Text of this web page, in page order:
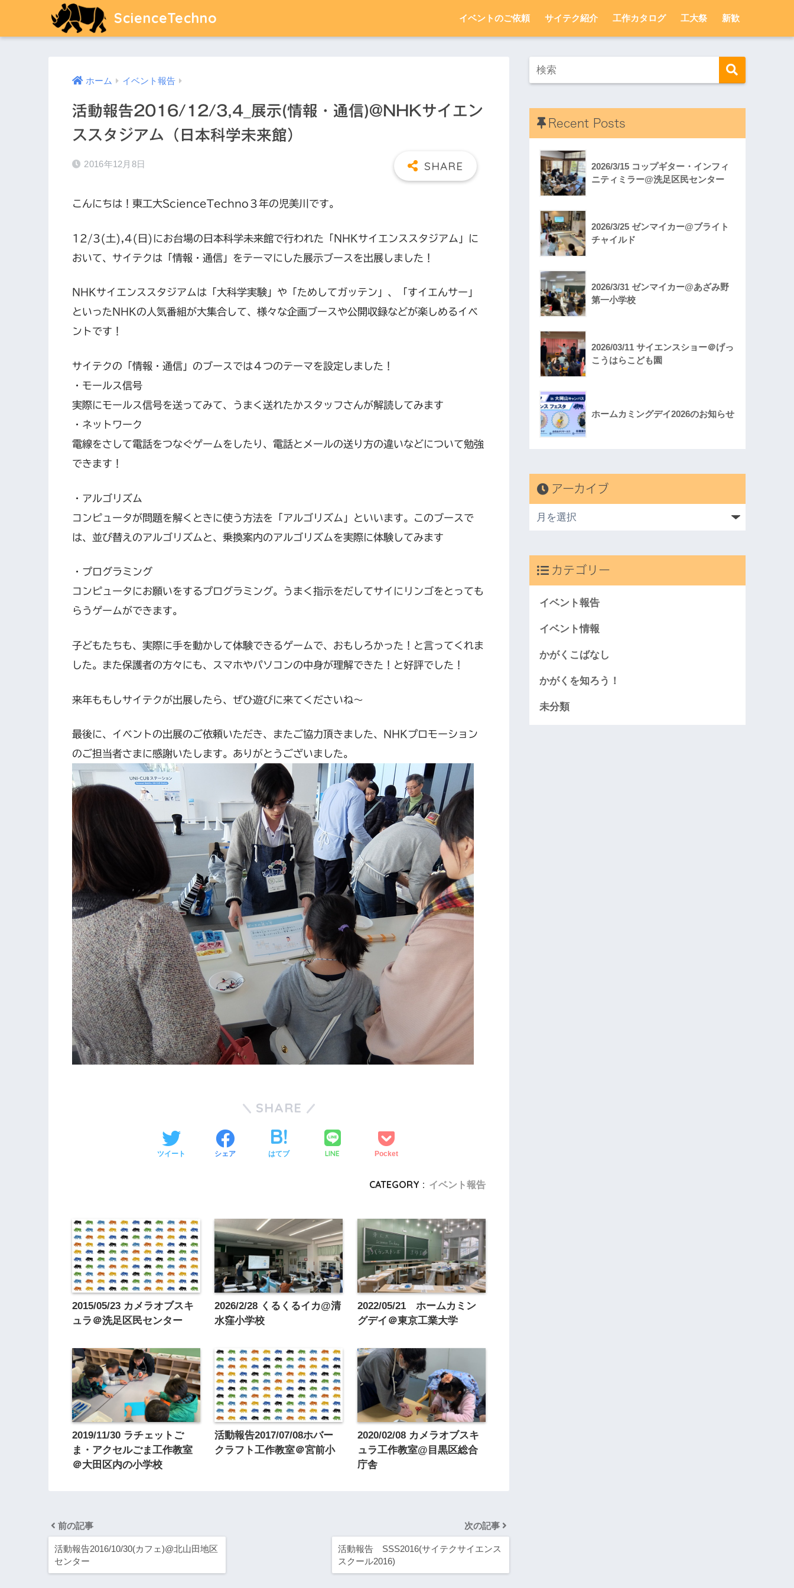
ScienceTechno イベントのご依頼 サイテク紹介 工作カタログ 工大祭 新歓
ホーム イベント報告
活動報告2016/12/3,4_展示(情報・通信)@NHKサイエン
ススタジアム（日本科学未来館）
2016年12月8日
こんにちは！東工大ScienceTechno３年の児美川です。
12/3(土),4(日)にお台場の日本科学未来館で行われた「NHKサイエンススタジアム」に
おいて、サイテクは「情報・通信」をテーマにした展示ブースを出展しました！
NHKサイエンススタジアムは「大科学実験」や「ためしてガッテン」、「すイエんサー」
といったNHKの人気番組が大集合して、様々な企画ブースや公開収録などが楽しめるイベ
ントです！
サイテクの「情報・通信」のブースでは４つのテーマを設定しました！
・モールス信号
実際にモールス信号を送ってみて、うまく送れたかスタッフさんが解読してみます
・ネットワーク
電線をさして電話をつなぐゲームをしたり、電話とメールの送り方の違いなどについて勉強
できます！
・アルゴリズム
コンピュータが問題を解くときに使う方法を「アルゴリズム」といいます。このブースで
は、並び替えのアルゴリズムと、乗換案内のアルゴリズムを実際に体験してみます
・プログラミング
コンピュータにお願いをするプログラミング。うまく指示をだしてサイにリンゴをとっても
らうゲームができます。
子どもたちも、実際に手を動かして体験できるゲームで、おもしろかった！と言ってくれま
した。また保護者の方々にも、スマホやパソコンの中身が理解できた！と好評でした！
来年ももしサイテクが出展したら、ぜひ遊びに来てくださいね～
最後に、イベントの出展のご依頼いただき、またご協力頂きました、NHKプロモーション
のご担当者さまに感謝いたします。ありがとうございました。
SHARE
ツイート シェア はてブ LINE Pocket
CATEGORY : イベント報告
2015/05/23 カメラオブスキ
ュラ＠洗足区民センター
2026/2/28 くるくるイカ@清
水窪小学校
2022/05/21 ホームカミン
グデイ＠東京工業大学
2019/11/30 ラチェットご
ま・アクセルごま工作教室
＠大田区内の小学校
活動報告2017/07/08ホバー
クラフト工作教室＠宮前小
2020/02/08 カメラオブスキ
ュラ工作教室@目黒区総合
庁舎
前の記事
活動報告2016/10/30(カフェ)@北山田地区
センター
次の記事
活動報告 SSS2016(サイテクサイエンス
スクール2016)
Recent Posts
2026/3/15 コップギター・インフィ
ニティミラー@洗足区民センター
2026/3/25 ゼンマイカー@ブライト
チャイルド
2026/3/31 ゼンマイカー@あざみ野
第一小学校
2026/03/11 サイエンスショー＠げっ
こうはらこども園
ホームカミングデイ2026のお知らせ
アーカイブ
カテゴリー
イベント報告
イベント情報
かがくこばなし
かがくを知ろう！
未分類